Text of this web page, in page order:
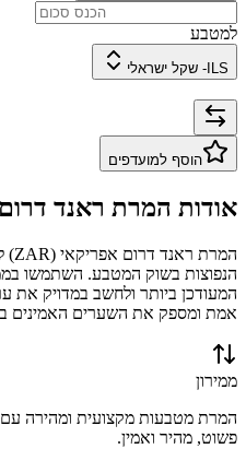
למטבע
ILS
- שקל ישראלי
הוסף למועדפים
אודות המרת ראנד
המרת ראנד דרום אפריקאי (
ZAR
)
הנפוצות בשוק המטבע. השתמשו
המעודכן ביותר ולחשב במדויק את
אמת ומספק את השערים האמינים
ממירון
המרת מטבעות מקצועית ומהירה עם
פשוט, מהיר ואמין.